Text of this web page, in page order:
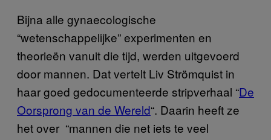
Bijna alle gynaecologische
“wetenschappelijke” experimenten en
theorieën vanuit die tijd, werden uitgevoerd
door mannen. Dat vertelt Liv Strömquist in
haar goed gedocumenteerde stripverhaal “De
Oorsprong van de Wereld“. Daarin heeft ze
het over “mannen die net iets te veel